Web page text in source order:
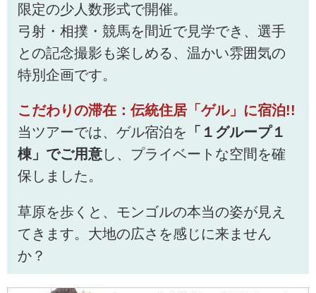
限定の少人数形式で開催。
弓射・相撲・競馬を間近で見学でき、選手
との記念撮影も楽しめる、温かい雰囲気の
特別企画です。
こだわりの滞在：伝統住居「ゲル」に宿泊!!
当ツアーでは、ゲル宿泊を 「１グループ１
棟」でご用意し、プライベートな空間を確
保しました。
草原を歩くと、モンゴルの本当の姿が見え
てきます。大地の広さを感じに来ません
か？